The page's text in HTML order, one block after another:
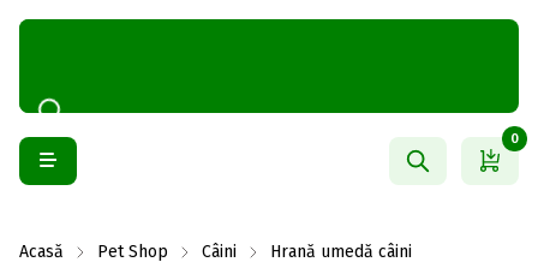
0
Acasă Pet Shop Câini Hrană umedă câini